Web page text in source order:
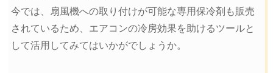
今では、扇風機への取り付けが可能な専用保冷剤も販売
されているため、エアコンの冷房効果を助けるツールと
して活用してみてはいかがでしょうか。